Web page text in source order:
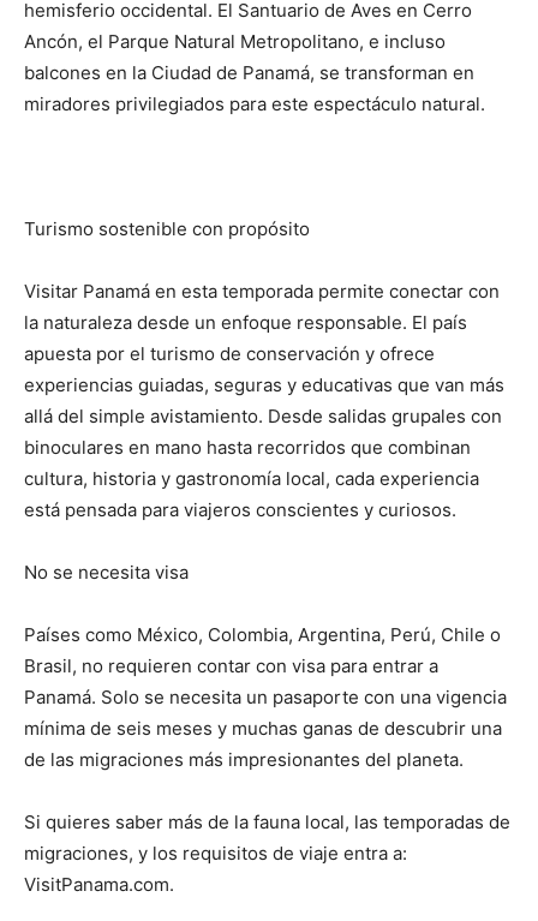
hemisferio occidental. El Santuario de Aves en Cerro
Ancón, el Parque Natural Metropolitano, e incluso
balcones en la Ciudad de Panamá, se transforman en
miradores privilegiados para este espectáculo natural.
Turismo sostenible con propósito
Visitar Panamá en esta temporada permite conectar con
la naturaleza desde un enfoque responsable. El país
apuesta por el turismo de conservación y ofrece
experiencias guiadas, seguras y educativas que van más
allá del simple avistamiento. Desde salidas grupales con
binoculares en mano hasta recorridos que combinan
cultura, historia y gastronomía local, cada experiencia
está pensada para viajeros conscientes y curiosos.
No se necesita visa
Países como México, Colombia, Argentina, Perú, Chile o
Brasil, no requieren contar con visa para entrar a
Panamá. Solo se necesita un pasaporte con una vigencia
mínima de seis meses y muchas ganas de descubrir una
de las migraciones más impresionantes del planeta.
Si quieres saber más de la fauna local, las temporadas de
migraciones, y los requisitos de viaje entra a:
VisitPanama.com.